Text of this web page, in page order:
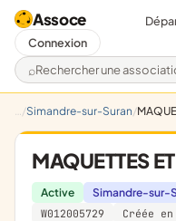
Assoce
Rechercher une
Connexion
Simandre-sur-Suran
MAQUETTES
Active Simandre-sur-
W012005729
Créée